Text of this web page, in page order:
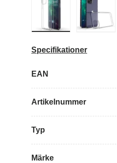
Specifikationer
EAN
Artikelnummer
Typ
Märke